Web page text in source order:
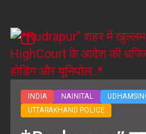
INDIA NAINITAL
UTTARAKHAND POLICE